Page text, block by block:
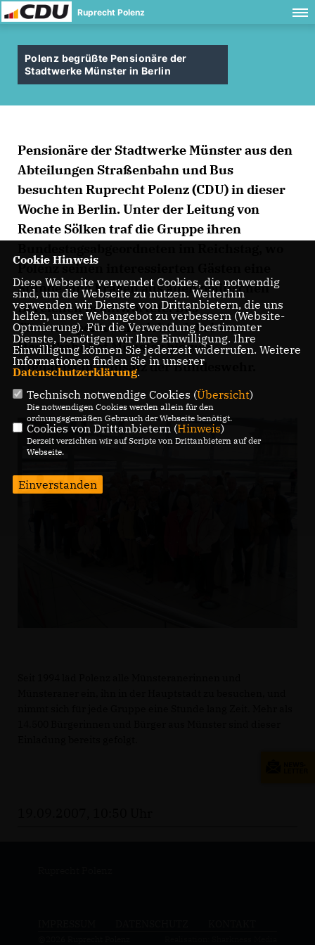
Ruprecht Polenz
Polenz begrüßte Pensionäre der
Stadtwerke Münster in Berlin
Pensionäre der Stadtwerke Münster aus den
Abteilungen Straßenbahn und Bus
besuchten Ruprecht Polenz (CDU) in dieser
Woche in Berlin. Unter der Leitung von
Renate Sölken traf die Gruppe ihren
Polenz seinen interessierten Gästen eine
Stunde lang Fragen aus allen politischen
Bereichen beantwortete. Das
Themenspektrum reichte dabei vom
Hauptbahnhof Münster bis zum
Afghanistan–Einsatz der Bundeswehr.
Cookie Hinweis
Diese Webseite verwendet Cookies, die notwendig
sind, um die Webseite zu nutzen. Weiterhin
verwenden wir Dienste von Drittanbietern, die uns
helfen, unser Webangebot zu verbessern (Website-
Optmierung). Für die Verwendung bestimmter
Dienste, benötigen wir Ihre Einwilligung. Ihre
Einwilligung können Sie jederzeit widerrufen. Weitere
Informationen finden Sie in unserer
Datenschutzerklärung.
Technisch notwendige Cookies (Übersicht)
Die notwendigen Cookies werden allein für den
ordnungsgemäßen Gebrauch der Webseite benötigt.
Cookies von Drittanbietern (Hinweis)
Derzeit verzichten wir auf Scripte von Drittanbietern auf der
Webseite.
Einverstanden